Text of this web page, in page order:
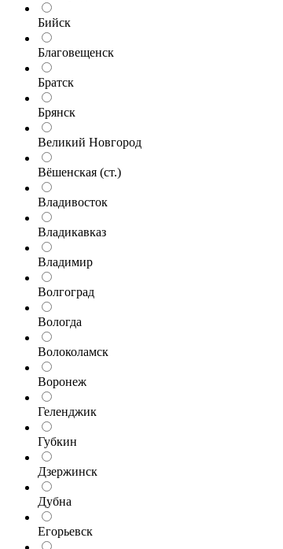
Бийск
Благовещенск
Братск
Брянск
Великий Новгород
Вёшенская (ст.)
Владивосток
Владикавказ
Владимир
Волгоград
Вологда
Волоколамск
Воронеж
Геленджик
Губкин
Дзержинск
Дубна
Егорьевск